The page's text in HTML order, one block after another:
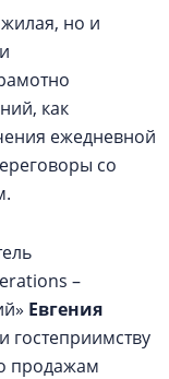
но и
как
ежедневной
со
–
Евгения
гостеприимству
продажам